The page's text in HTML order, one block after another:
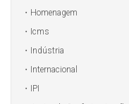
Homenagem
Icms
Indústria
Internacional
IPI